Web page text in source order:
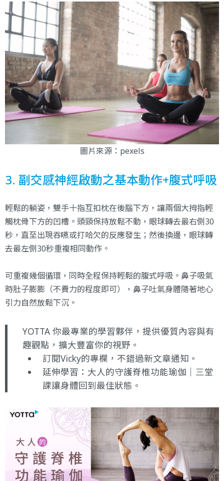
圖片來源： pexels
3. 副交感神經啟動之基本動作+腹式呼吸
輕鬆的躺姿，雙手十指互扣枕在後腦下方，讓兩個大拇指輕
觸枕骨下方的凹槽。頭頸保持放鬆不動，眼球轉去最右側30
秒，直至出現吞嚥或打哈欠的反應發生；然後換邊，眼球轉
去最左側30秒重複相同動作。
可重複幾個循環，同時全程保持輕鬆的腹式呼吸。鼻子吸氣
時肚子膨膨（不費力的程度即可），鼻子吐氣身體隨著地心
引力自然放鬆下沉。
YOTTA 你最專業的學習夥伴，提供優質內容與有
趣觀點，擴大豐富你的視野。
訂閱Vicky的專欄 ，不錯過新文章通知。
延伸學習： 大人的守護脊椎功能瑜伽｜三堂
課讓身體回到最佳狀態 。